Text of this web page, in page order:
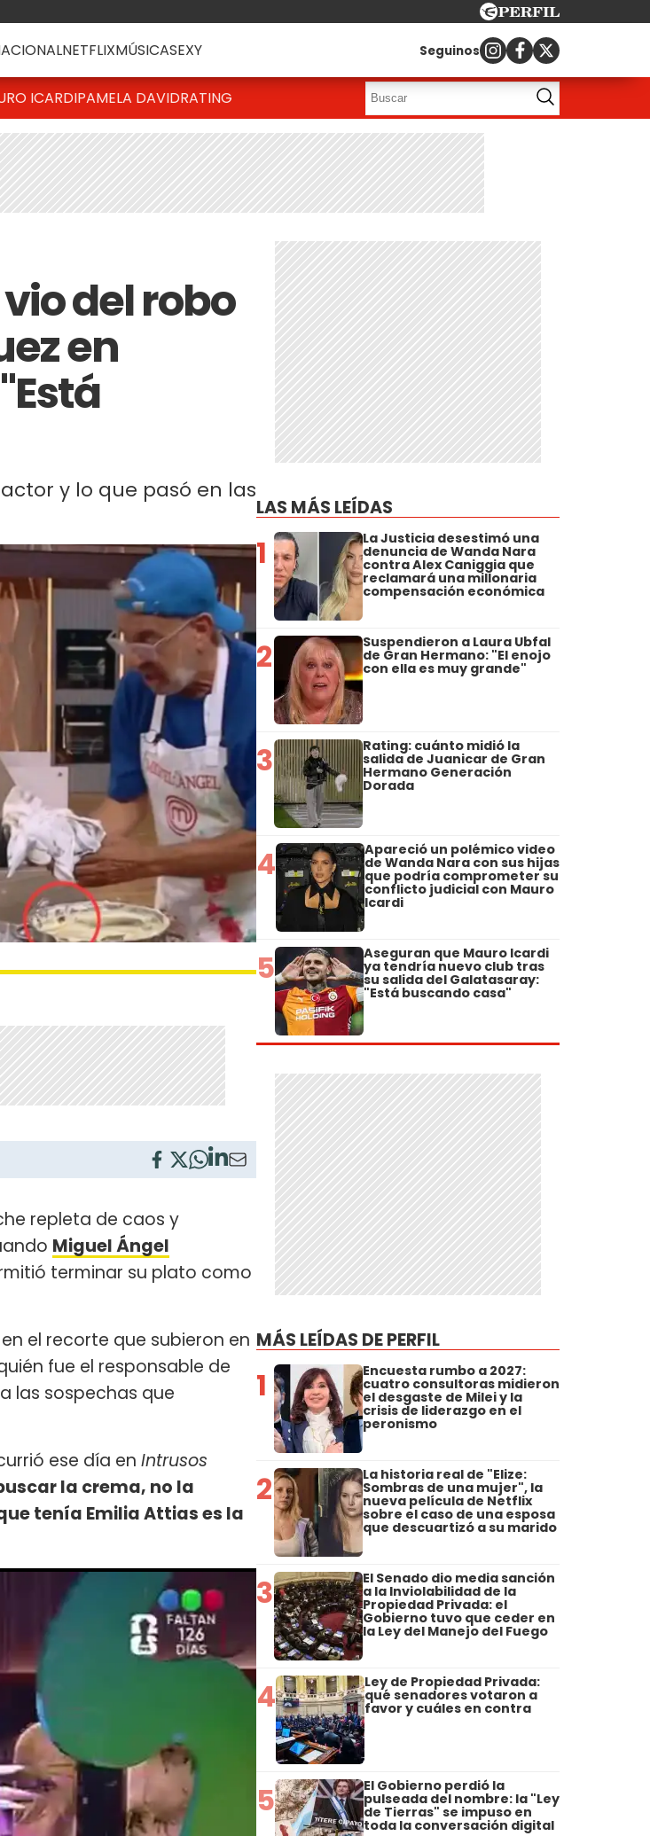
NETFLIXMÚSICASEXY Seguinos
ICARDIPAMELA DAVIDRATING
del robo
en
y lo que pasó en las
repleta de caos y
Miguel Ángel
terminar su plato como
el recorte que subieron en
fue el responsable de
las sospechas que
ese día en Intrusos
la crema, no la
tenía Emilia Attias es la
LAS MÁS LEÍDAS
1 La Justicia desestimó una
denuncia de Wanda Nara
contra Alex Caniggia que
reclamará una millonaria
compensación económica
2 Suspendieron a Laura Ubfal
de Gran Hermano: "El enojo
con ella es muy grande"
3 Rating: cuánto midió la
salida de Juanicar de Gran
Hermano Generación
Dorada
4 Apareció un polémico video
de Wanda Nara con sus hijas
que podría comprometer su
conflicto judicial con Mauro
Icardi
5 Aseguran que Mauro Icardi
ya tendría nuevo club tras
su salida del Galatasaray:
"Está buscando casa"
MÁS LEÍDAS DE PERFIL
1 Encuesta rumbo a 2027:
cuatro consultoras midieron
el desgaste de Milei y la
crisis de liderazgo en el
peronismo
2 La historia real de "Elize:
Sombras de una mujer", la
nueva película de Netflix
sobre el caso de una esposa
que descuartizó a su marido
3 El Senado dio media sanción
a la Inviolabilidad de la
Propiedad Privada: el
Gobierno tuvo que ceder en
la Ley del Manejo del Fuego
4 Ley de Propiedad Privada:
qué senadores votaron a
favor y cuáles en contra
5 El Gobierno perdió la
pulseada del nombre: la "Ley
de Tierras" se impuso en
toda la conversación digital